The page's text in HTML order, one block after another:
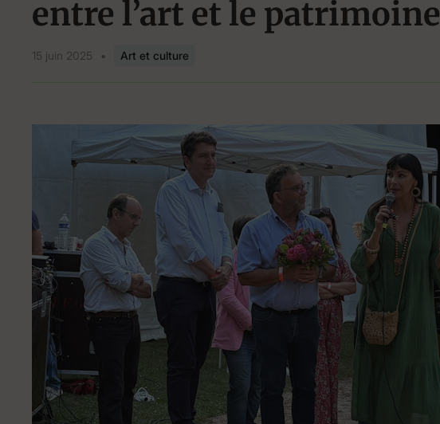
entre l’art et le patrimoine
15 juin 2025 • Art et culture